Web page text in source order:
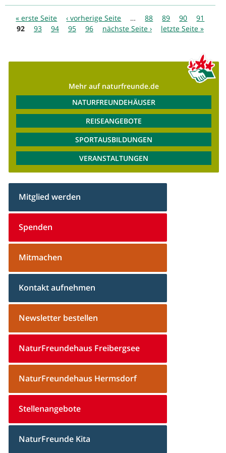
Seiten
« erste Seite ‹ vorherige Seite … 88 89 90
91
92
93 94 95 96 nächste Seite › letzte Seite »
Mehr auf naturfreunde.de
NATURFREUNDEHÄUSER
REISEANGEBOTE
SPORTAUSBILDUNGEN
VERANSTALTUNGEN
Mitglied werden
Spenden
Mitmachen
Kontakt aufnehmen
Newsletter bestellen
NaturFreundehaus Freibergsee
NaturFreundehaus Hermsdorf
Stellenangebote
NaturFreunde Kita